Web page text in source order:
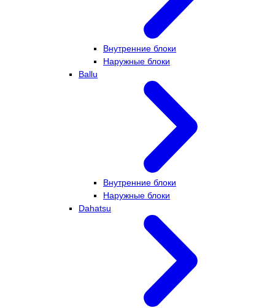
Внутренние блоки
Наружные блоки
Ballu
Внутренние блоки
Наружные блоки
Dahatsu